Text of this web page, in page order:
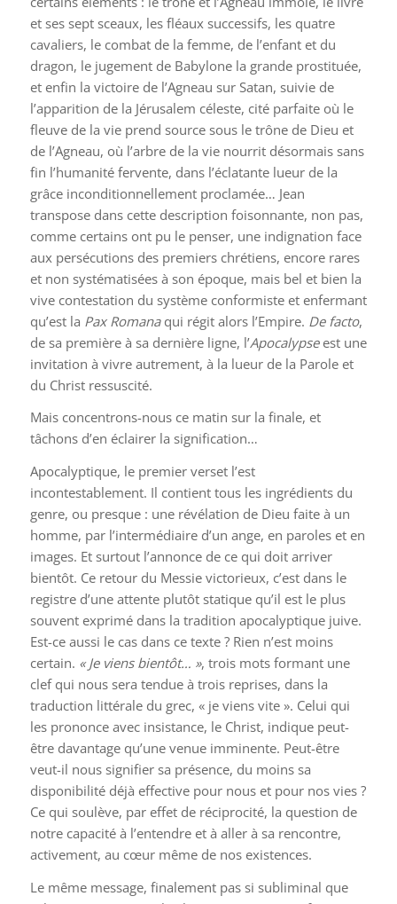
et ses sept sceaux, les fléaux successifs, les quatre
cavaliers, le combat de la femme, de l’enfant et du
dragon, le jugement de Babylone la grande prostituée,
et enfin la victoire de l’Agneau sur Satan, suivie de
l’apparition de la Jérusalem céleste, cité parfaite où le
fleuve de la vie prend source sous le trône de Dieu et
de l’Agneau, où l’arbre de la vie nourrit désormais sans
fin l’humanité fervente, dans l’éclatante lueur de la
grâce inconditionnellement proclamée… Jean
transpose dans cette description foisonnante, non pas,
comme certains ont pu le penser, une indignation face
aux persécutions des premiers chrétiens, encore rares
et non systématisées à son époque, mais bel et bien la
vive contestation du système conformiste et enfermant
qu’est la Pax Romanaqui régit alors l’Empire. De facto,
de sa première à sa dernière ligne, l’Apocalypseest une
invitation à vivre autrement, à la lueur de la Parole et
du Christ ressuscité.
Mais concentrons-nous ce matin sur la finale, et
tâchons d’en éclairer la signification…
Apocalyptique, le premier verset l’est
incontestablement. Il contient tous les ingrédients du
genre, ou presque : une révélation de Dieu faite à un
homme, par l’intermédiaire d’un ange, en paroles et en
images. Et surtout l’annonce de ce qui doit arriver
bientôt. Ce retour du Messie victorieux, c’est dans le
registre d’une attente plutôt statique qu’il est le plus
souvent exprimé dans la tradition apocalyptique juive.
Est-ce aussi le cas dans ce texte ? Rien n’est moins
certain. « Je viens bientôt… », trois mots formant une
clef qui nous sera tendue à trois reprises, dans la
traduction littérale du grec, « je viens vite ». Celui qui
les prononce avec insistance, le Christ, indique peut-
être davantage qu’une venue imminente. Peut-être
veut-il nous signifier sa présence, du moins sa
disponibilité déjà effective pour nous et pour nos vies ?
Ce qui soulève, par effet de réciprocité, la question de
notre capacité à l’entendre et à aller à sa rencontre,
activement, au cœur même de nos existences.
Le même message, finalement pas si subliminal que